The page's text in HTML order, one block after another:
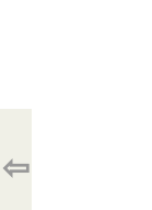
⇦